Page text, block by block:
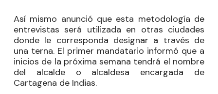
Así mismo anunció que esta metodología de
entrevistas será utilizada en otras ciudades
donde le corresponda designar a través de
una terna. El primer mandatario informó que a
inicios de la próxima semana tendrá el nombre
del alcalde o alcaldesa encargada de
Cartagena de Indias.